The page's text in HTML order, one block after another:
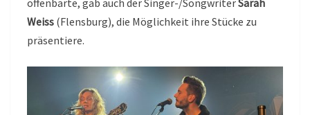
offenbarte, gab auch der Singer-/SongwriterSarah
Weiss (Flensburg), die Möglichkeit ihre Stücke zu
präsentiere.